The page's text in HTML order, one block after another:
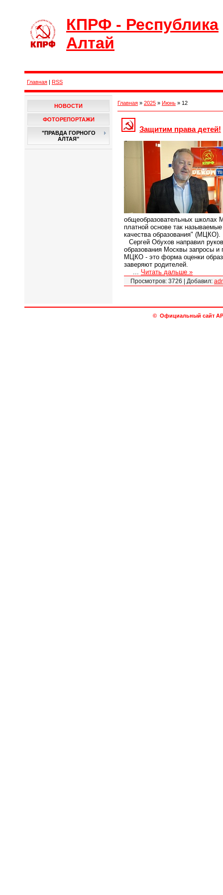
КПРФ - Республика
Алтай
Главная | RSS
НОВОСТИ
ФОТОРЕПОРТАЖИ
"ПРАВДА ГОРНОГО
АЛТАЯ"
Главная » 2025 » Июнь » 12
Защитим права детей!
общеобразовательных школах
платной основе так
качества образования" (МЦКО).
Сергей Обухов направил
образования Москвы запросы и
МЦКО - это форма оценки
заверяют родителей.
Читать дальше »
Просмотров: 3726 | Добавил:
© Официальный сайт